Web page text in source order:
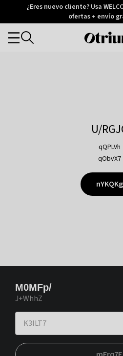
Otrium
Trustpilot
¿Eres nuevo cliente? Usa
ofertas + envío
Categories
U/
qQPLVh
qObvX7
nYKQKg
M0MFp/
J+WhhZ